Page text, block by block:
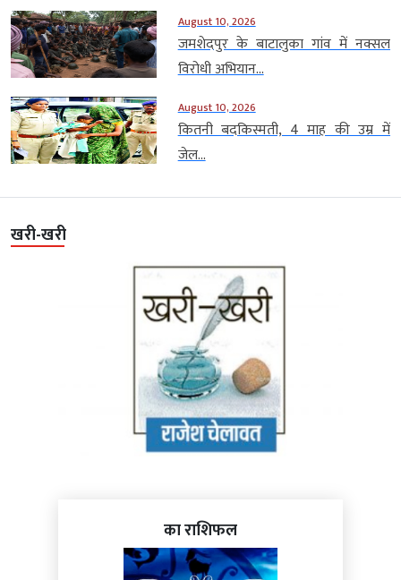
August 10, 2026
जमशेदपुर के बाटालुका गांव में नक्सल
विरोधी अभियान...
August 10, 2026
कितनी बदकिस्मती, 4 माह की उम्र में
जेल...
खरी-खरी
का राशिफल